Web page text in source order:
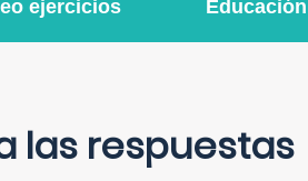
ejercicios
las respuestas